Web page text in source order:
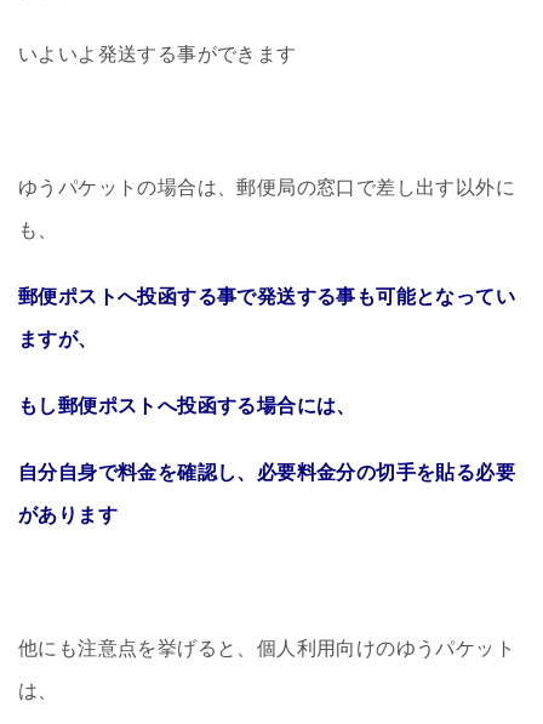
いよいよ発送する事ができます
ゆうパケットの場合は、郵便局の窓口で差し出す以外に
も、
郵便ポストへ投函する事で発送する事も可能となってい
ますが、
もし郵便ポストへ投函する場合には、
自分自身で料金を確認し、必要料金分の切手を貼る必要
があります
他にも注意点を挙げると、個人利用向けのゆうパケット
は、